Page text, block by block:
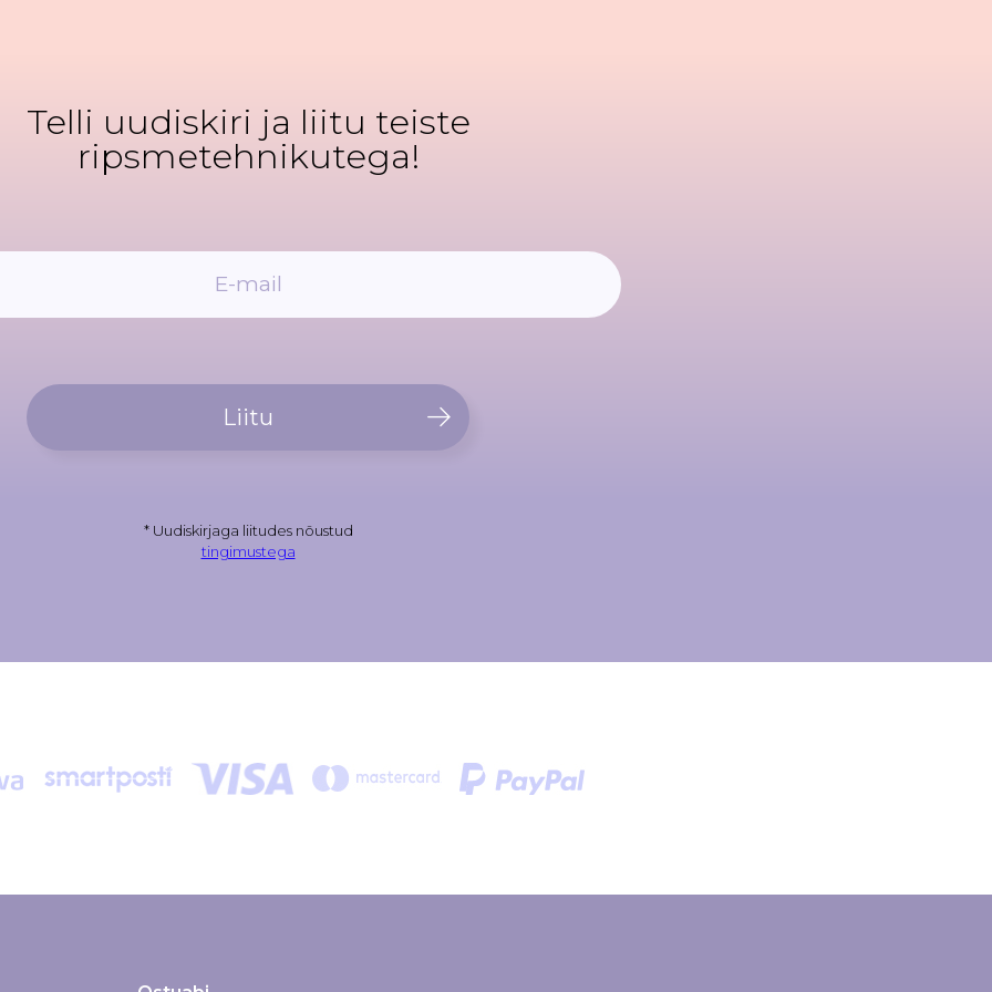
Telli uudiskiri ja liitu teiste
ripsmetehnikutega!
Liitu
* Uudiskirjaga liitudes nõustud
tingimustega